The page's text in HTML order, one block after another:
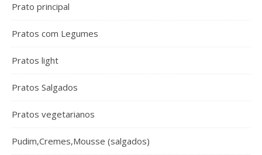
Prato principal
Pratos com Legumes
Pratos light
Pratos Salgados
Pratos vegetarianos
Pudim,Cremes,Mousse (salgados)